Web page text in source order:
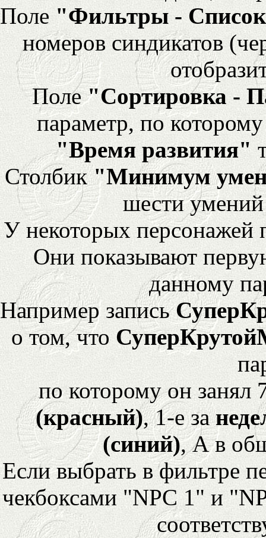
Поле "Фильтры -
номеров синдикатов
Поле"Сортировка -
параметр, по
"Время развития"
Столбик"Минимум
шести
У некоторых персонажей
Они показывают
данному
Например запись
о том, что
по которому он
(красный), 1-е за
(синий), А в
Если выбрать в фильтре
чекбоксами "NPC 1" и